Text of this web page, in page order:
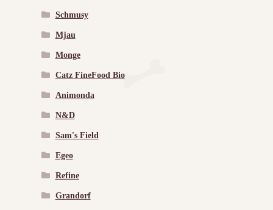
Schmusy
Mjau
Monge
Catz FineFood Bio
Animonda
N&D
Sam's Field
Egeo
Refine
Grandorf